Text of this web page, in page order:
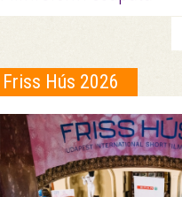
Friss Hús 2026